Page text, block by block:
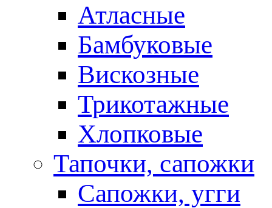
Атласные
Бамбуковые
Вискозные
Трикотажные
Хлопковые
Тапочки, сапожки
Сапожки, угги